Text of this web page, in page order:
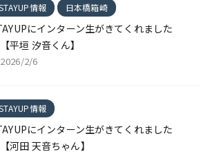
情報 日本橋箱崎
にインターン生がきてくれました
平垣 汐音くん】
2026/2/6
情報
にインターン生がきてくれました
河田 天音ちゃん】